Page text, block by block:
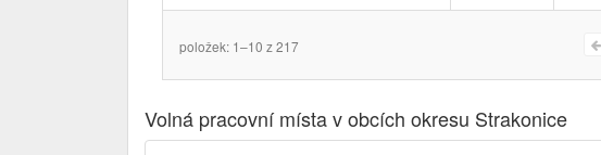
položek: 1–10 z 217
Volná pracovní místa v obcích okresu Strakonice